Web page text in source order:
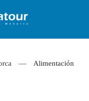
Alimentación